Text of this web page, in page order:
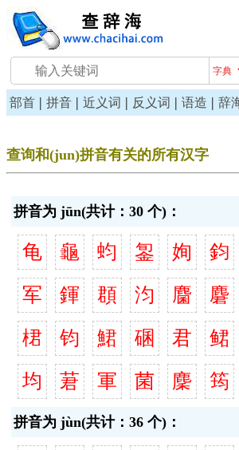
部首 | 拼音 | 近义词 | 反义词 | 语造 | 辞
查询和(jun)拼音有关的所有汉字
拼音为 jūn(共计：30 个)：
龟 龜 蚐 銞 姰 鈞
军
鍕 頵 汮 麕 麏
桾
钧 鮶 碅 君 鲪
均
莙 軍 菌 麇 筠
拼音为 jùn(共计：36 个)：